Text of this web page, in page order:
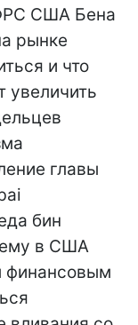
США Бена
рынке
и что
увеличить
главы
бин
в США
финансовым